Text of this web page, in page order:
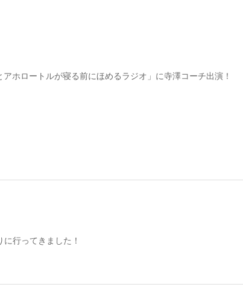
アホロートルが寝る前にほめるラジオ」に寺澤コーチ出演！
行ってきました！